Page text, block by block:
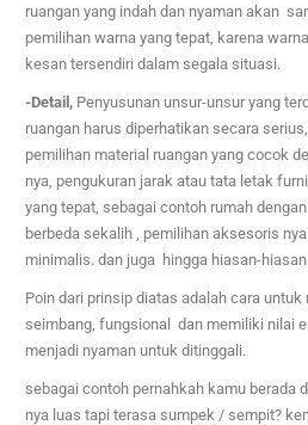
ruangan yang indah dan nyaman akan
pemilihan warna yang tepat, karena
kesan tersendiri dalam segala situasi.
-Detail, Penyusunan unsur-unsur yang
ruangan harus diperhatikan secara serius,
pemilihan material ruangan yang cocok
nya, pengukuran jarak atau tata letak
yang tepat, sebagai contoh rumah
berbeda sekalih , pemilihan aksesoris
minimalis. dan juga hingga hiasan-
Poin dari prinsip diatas adalah cara
seimbang, fungsional dan memiliki nilai
menjadi nyaman untuk ditinggali.
sebagai contoh pernahkah kamu berada
nya luas tapi terasa sumpek / sempit?